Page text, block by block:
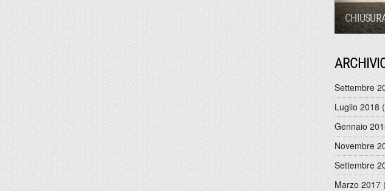
Settembre
Luglio 2018
Gennaio
Novembre
Settembre
Marzo 2017